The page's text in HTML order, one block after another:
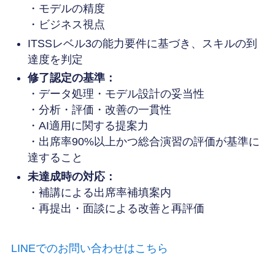
・モデルの精度
・ビジネス視点
ITSSレベル3の能力要件に基づき、スキルの到
達度を判定
修了認定の基準：
・データ処理・モデル設計の妥当性
・分析・評価・改善の一貫性
・AI適用に関する提案力
・出席率90%以上かつ総合演習の評価が基準に
達すること
未達成時の対応：
・補講による出席率補填案内
・再提出・面談による改善と再評価
LINEでのお問い合わせはこちら